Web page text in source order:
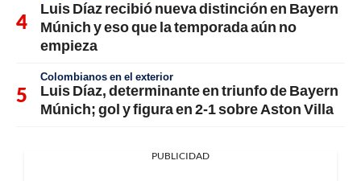
Luis Díaz recibió nueva distinción en Bayern
Múnich y eso que la temporada aún no
empieza
Colombianos en el exterior
Luis Díaz, determinante en triunfo de Bayern
Múnich; gol y figura en 2-1 sobre Aston Villa
PUBLICIDAD